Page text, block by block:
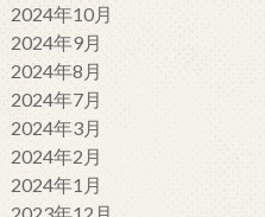
2024年10月
2024年9月
2024年8月
2024年7月
2024年3月
2024年2月
2024年1月
2023年12月